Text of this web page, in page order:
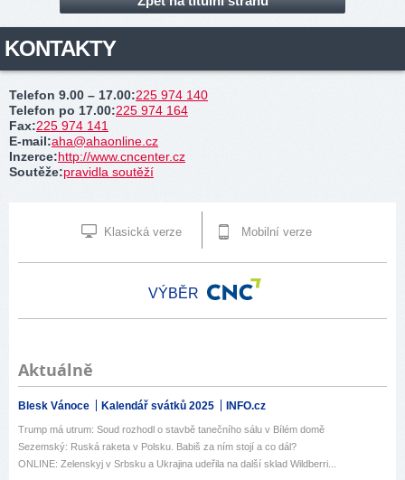
KONTAKTY
Telefon 9.00 – 17.00:225 974 140
Telefon po 17.00:225 974 164
Fax:225 974 141
E-mail:aha@ahaonline.cz
Inzerce:http://www.cncenter.cz
Soutěže:pravidla soutěží
Klasická verze Mobilní verze
VÝBĚR
Aktuálně
Blesk Vánoce Kalendář svátků 2025 INFO.cz
Trump má utrum: Soud rozhodl o stavbě tanečního sálu v Bílém domě
Sezemský: Ruská raketa v Polsku. Babiš za ním stojí a co dál?
ONLINE: Zelenskyj v Srbsku a Ukrajina udeřila na další sklad Wildberri...